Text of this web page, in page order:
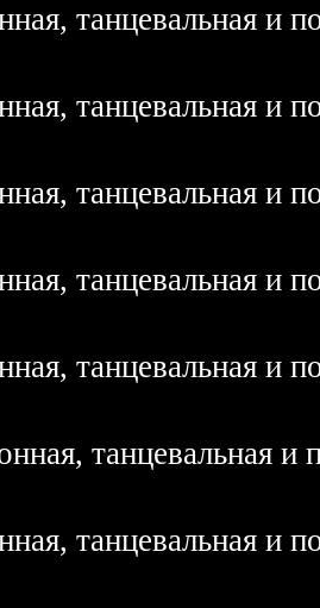
танцевальная и
танцевальная и
танцевальная и
танцевальная и
танцевальная и
танцевальная и
танцевальная и